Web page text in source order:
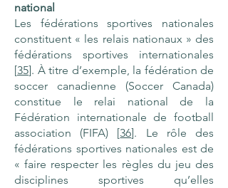
national
Les fédérations sportives nationales
constituent « les relais nationaux » des
fédérations sportives internationales
[35]. À titre d’exemple, la fédération de
soccer canadienne (Soccer Canada)
constitue le relai national de la
Fédération internationale de football
association (FIFA) [36]. Le rôle des
fédérations sportives nationales est de
« faire respecter les règles du jeu des
disciplines sportives qu’elles